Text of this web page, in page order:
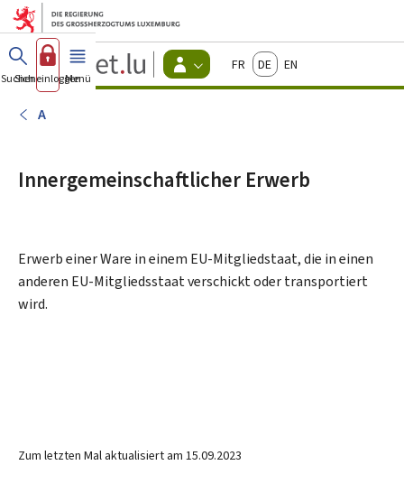
Zum Hauptmenü
Zum Inhalt
Guichet.lu
Changer
d'espace
FrançaisDeutschEnglish
Suchen
Sich einloggen
Menü Haupt-
A
Innergemeinschaftlicher Erwerb
Erwerb einer Ware in einem EU-Mitgliedstaat, die in einen
anderen EU-Mitgliedsstaat verschickt oder transportiert
wird.
Zum letzten Mal aktualisiert am 15.09.2023